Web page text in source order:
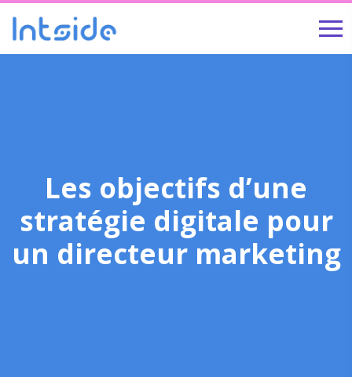
Les objectifs d’une
stratégie digitale pour
un directeur marketing